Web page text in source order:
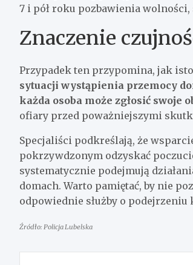
7 i pół roku pozbawienia
Znaczenie
Przypadek ten przypomina, jak
sytuacji wystąpienia przemocy
każda osoba może zgłosić
ofiary przed poważniejszymi
Specjaliści podkreślają, że
pokrzywdzonym odzyskać
systematycznie podejmują
domach. Warto pamiętać, by nie
odpowiednie służby o
Źródło: Policja Lubelska